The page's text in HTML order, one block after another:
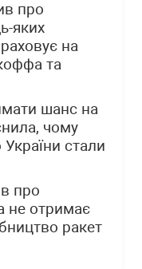
про
яких
на
та
шанс на
чому
стали
про
не отримає
ракет